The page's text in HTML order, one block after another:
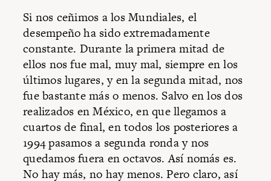
Si nos ceñimos a los Mundiales, el
desempeño ha sido extremadamente
constante. Durante la primera mitad de
ellos nos fue mal, muy mal, siempre en los
últimos lugares, y en la segunda mitad, nos
fue bastante más o menos. Salvo en los dos
realizados en México, en que llegamos a
cuartos de final, en todos los posteriores a
1994 pasamos a segunda ronda y nos
quedamos fuera en octavos. Así nomás es.
No hay más, no hay menos. Pero claro, así